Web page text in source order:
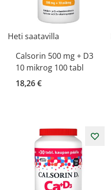
Heti saatavilla
Calsorin 500 mg + D3
10 mikrog 100 tabl
18,26 €